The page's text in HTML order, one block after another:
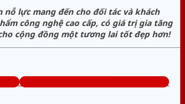
nỗ lực mang đến cho đối tác và khách
công nghệ cao cấp, có giá trị gia tăng
cộng đồng một tương lai tốt đẹp hơn!
Tổng đài tư vấn miễn phí: 0824.400.400